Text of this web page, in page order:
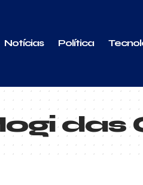
Notícias Política
das